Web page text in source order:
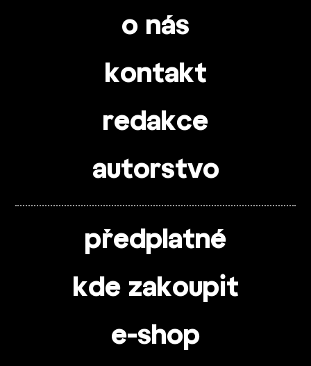
o nás
kontakt
redakce
autorstvo
předplatné
kde zakoupit
e-shop